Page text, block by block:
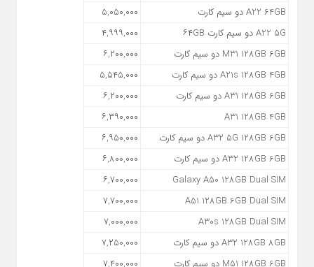
A22 64GB دو سیم کارت
۵,۰۵۰,۰۰۰
A22 5G دو سیم کارت ۶۴GB
۴,۹۹۹,۰۰۰
M31 128GB 6GB دو سیم کارت
۶,۲۰۰,۰۰۰
A21s 128GB 4GB دو سیم کارت
۵,۵۴۵,۰۰۰
A31 128GB 6GB دو سیم کارت
۶,۲۰۰,۰۰۰
A31 128GB 4GB
۶,۳۹۰,۰۰۰
A32 5G 128GB 6GB دو سیم کارت
۶,۹۵۰,۰۰۰
A32 128GB 6GB دو سیم کارت
۶,۸۰۰,۰۰۰
Galaxy A50 128GB Dual SIM
۶,۷۰۰,۰۰۰
A51 128GB 6GB Dual SIM
۷,۷۰۰,۰۰۰
A30s 128GB Dual SIM
۷,۰۰۰,۰۰۰
A32 128GB 8GB دو سیم کارت
۷,۲۵۰,۰۰۰